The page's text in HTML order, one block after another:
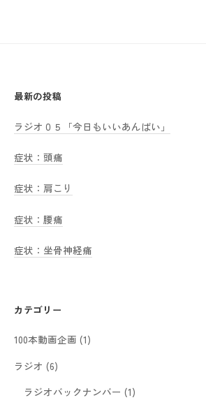
最新の投稿
ラジオ０５「今日もいいあんばい」
症状：頭痛
症状：肩こり
症状：腰痛
症状：坐骨神経痛
カテゴリー
100本動画企画 (1)
ラジオ (6)
ラジオバックナンバー (1)